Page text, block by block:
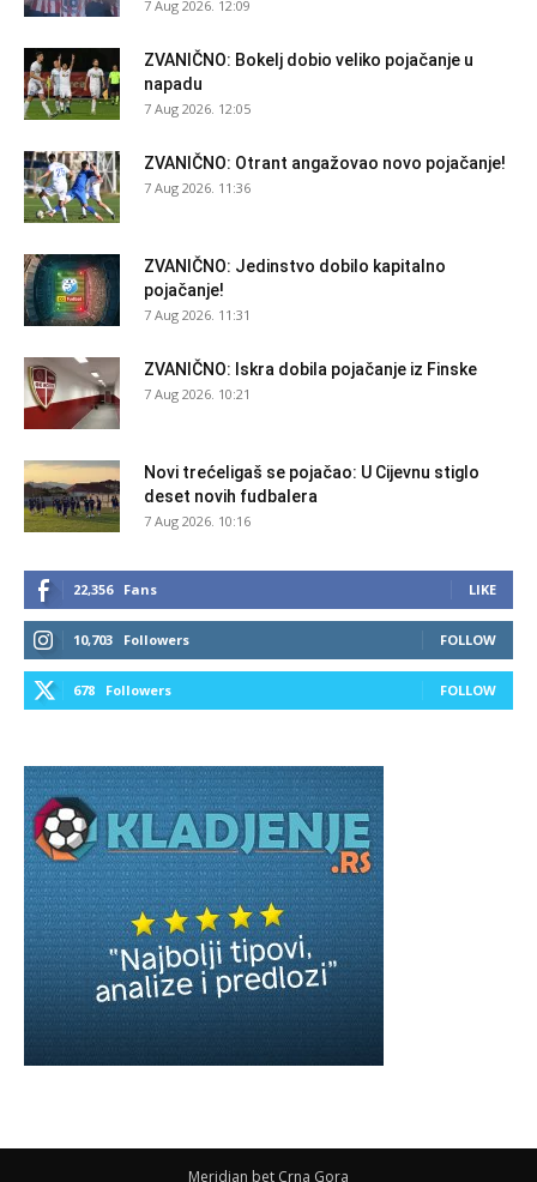
7 Aug 2026. 12:09
ZVANIČNO: Bokelj dobio veliko pojačanje u
napadu
7 Aug 2026. 12:05
ZVANIČNO: Otrant angažovao novo pojačanje!
7 Aug 2026. 11:36
ZVANIČNO: Jedinstvo dobilo kapitalno
pojačanje!
7 Aug 2026. 11:31
ZVANIČNO: Iskra dobila pojačanje iz Finske
7 Aug 2026. 10:21
Novi trećeligaš se pojačao: U Cijevnu stiglo
deset novih fudbalera
7 Aug 2026. 10:16
22,356 Fans LIKE
10,703 Followers FOLLOW
678 Followers FOLLOW
Meridian bet Crna Gora